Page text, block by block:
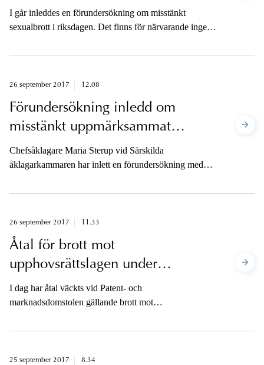
I går inleddes en förundersökning om misstänkt
sexualbrott i riksdagen. Det finns för närvarande ingen
26 september 2017 12.08
Förundersökning inledd om
misstänkt uppmärksammat
sexualbrott
Chefsåklagare Maria Sterup vid Särskilda
åklagarkammaren har inlett en förundersökning med
kvinna i riksdagen. En polisanmälan om sexuellt
26 september 2017 11.33
Åtal för brott mot
upphovsrättslagen under
genuskonferens
I dag har åtal väckts vid Patent- och
marknadsdomstolen gällande brott mot
den nationella konferensen för genusforskning vid
25 september 2017 8.34